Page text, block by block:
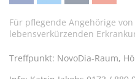
teilentwittern teilen teilen
Für pflegende Angehörige
lebensverkürzenden
Treffpunkt: NovoDia-Raum,